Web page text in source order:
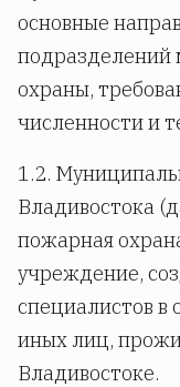
основные
подразделений
охраны,
численности и
1.2.
Владивостока
пожарная
учреждение,
специалистов в
иных лиц,
Владивостоке.